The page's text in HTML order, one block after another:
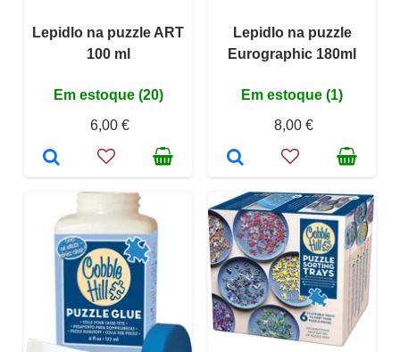
Lepidlo na puzzle ART
100 ml
Em estoque (20)
6,00 €
Lepidlo na puzzle
Eurographic 180ml
Em estoque (1)
8,00 €